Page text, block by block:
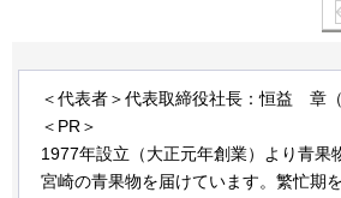
＜代表者＞代表取締役社長：恒益 章
＜PR＞
1977年設立（大正元年創業）より青
宮崎の青果物を届けています。繁忙期